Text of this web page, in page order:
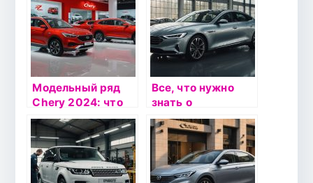
Новгороде
Модельный ряд
Chery 2024: что
предлагает
официальная
дилерская сеть ГК
АВТОРУСЬ в
Москве
Все, что нужно
знать о
современных
автомобилях и
запчастях